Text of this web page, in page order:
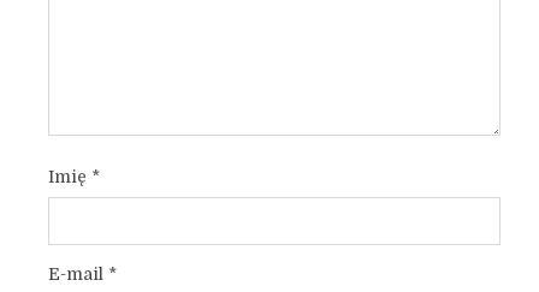
Imię *
E-mail *